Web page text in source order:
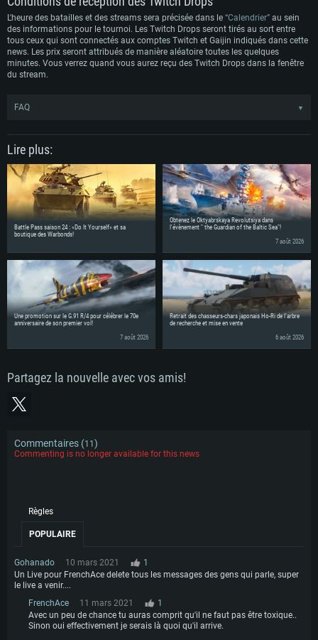
Disque dur: 60,2 Go (client complet)
L'heure des batailles et des streams sera précisée dans le “Calendrier” au sein
des informations pour le tournoi. Les Twitch Drops seront tirés au sort entre
tous ceux qui sont connectés aux comptes Twitch et Gaijin indiqués dans cette
news. Les prix seront attribués de manière aléatoire toutes les quelques
minutes. Vous verrez quand vous aurez reçu des Twitch Drops dans la fenêtre
du stream.
FAQ ▼
Q. Qu'est ce que les Twitch Drops?
Ce sont des récompenses que les
téléspectateurs reçoivent dans les jeux,
lorsqu'ils regardent les flux de ces jeux
sur Twitch.
Q. Puis-je obtenir quelque chose dans War Thunder?
Oui ! Plus vous regardez longtemps un
stream War Thunder sur sportsreadywt,
, ou
plus vous avez de chances d'obtenir une
récompense. Vous pouvez obtenir la
camouflage OlySt team Camo pour le La-
7, le camouflage OlySt team Camo pour le
Tigre II (H) et le titre “OlySt Team Fan”.
Vous devez relier vos comptes Gaijin et
Twitch:
Inscrivez-vous ou entrez les détails de
connexion de votre compte Twitch sur
lesite web
Entrez les informations de connexion
Lire plus:
Battle Pass saison 24 : «Do It Yourself» et sa
boutique des Warbonds!
Obtenez le Oktyabrskaya Revolutsiya dans
l'évènement " the Guardian of the Baltic Sea"!
7 août 2026
Une promotion sur le G.91 R/4 pour célébrer le 70e
anniversaire de son premier vol!
7 août 2026
Retrait des chasseurs-chars japonais Ho-Ri de l'arbre
de recherche et mise en vente
6 août 2026
Partagez la nouvelle avec vos amis!
Commentaires (11 )
Commenting is no longer available for this news
Règles
POPULAIRE
Gohanado 10 mars 2021
1
Un Live pour FrenchAce delete tous les messages des gens qui parle, super
le live a venir....
FrenchAce
11 mars 2021
1
Avec un peu de chance tu auras comprit qu'il ne faut pas être toxique..
Sinon oui effectivement je serais là quoi qu'il arrive.